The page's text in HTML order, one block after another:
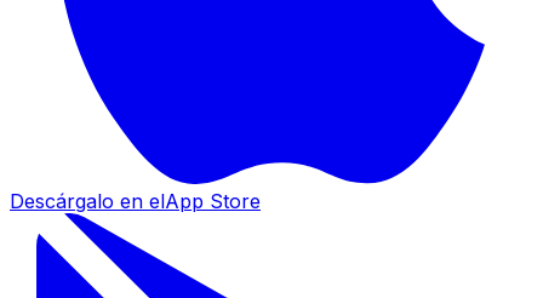
Descárgalo en elApp Store